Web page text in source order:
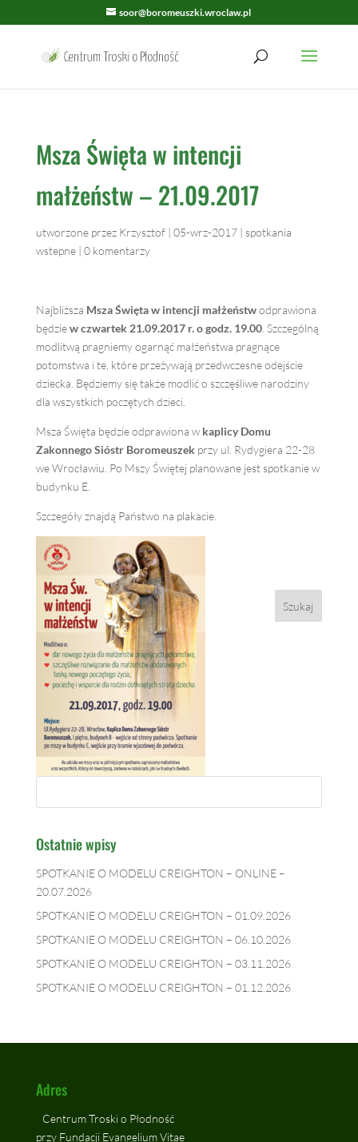
soor@boromeuszki.wroclaw.pl
Msza Święta w intencji
małżeństw – 21.09.2017
utworzone przez Krzysztof| 05-wrz-2017| spotkania
wstepne| 0 komentarzy
Najbliższa Msza Święta w intencji małżeństwodprawiona
będziew czwartek 21.09.2017 r. o godz. 19.00. Szczególną
modlitwą pragniemy ogarnąć małżeństwa pragnące
potomstwa i te, które przeżywają przedwczesne odejście
dziecka. Będziemy się także modlić o szczęśliwe narodziny
dla wszystkich poczętych dzieci.
Msza Święta będzie odprawiona w kaplicy Domu
Zakonnego Sióstr Boromeuszek przy ul. Rydygiera 22-28
we Wrocławiu. Po Mszy Świętej planowane jest spotkanie w
budynku E.
Szczegóły znajdą Państwo na plakacie.
Ostatnie wpisy
SPOTKANIE O MODELU CREIGHTON – ONLINE –
20.07.2026
SPOTKANIE O MODELU CREIGHTON – 01.09.2026
SPOTKANIE O MODELU CREIGHTON – 06.10.2026
SPOTKANIE O MODELU CREIGHTON – 03.11.2026
SPOTKANIE O MODELU CREIGHTON – 01.12.2026
Adres
Centrum Troski o Płodność
przy Fundacji Evangelium Vitae